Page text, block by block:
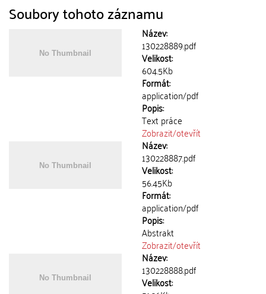
Soubory tohoto záznamu
Název:
130228889.pdf
Velikost:
604.5Kb
Formát:
application/pdf
Popis:
Text práce
Zobrazit/otevřít
Název:
130228887.pdf
Velikost:
56.45Kb
Formát:
application/pdf
Popis:
Abstrakt
Zobrazit/otevřít
Název:
130228888.pdf
Velikost: